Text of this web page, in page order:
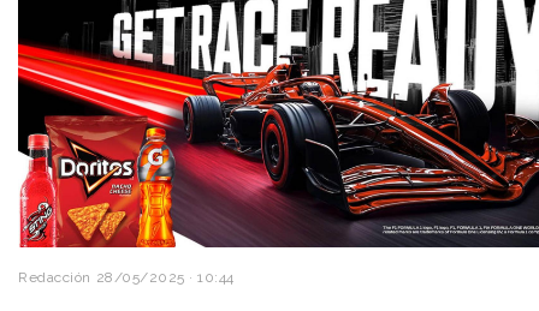
Redacción 28/05/2025 · 10:44